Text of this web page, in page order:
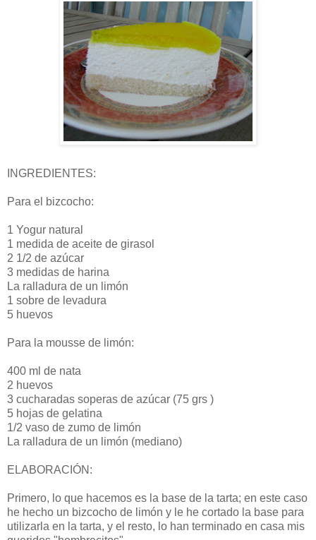
INGREDIENTES:
Para el bizcocho:
1 Yogur natural
1 medida de aceite de girasol
2 1/2 de azúcar
3 medidas de harina
La ralladura de un limón
1 sobre de levadura
5 huevos
Para la mousse de limón:
400 ml de nata
2 huevos
3 cucharadas soperas de azúcar (75 grs )
5 hojas de gelatina
1/2 vaso de zumo de limón
La ralladura de un limón (mediano)
ELABORACIÓN:
Primero, lo que hacemos es la base de la tarta; en este caso
he hecho un bizcocho de limón y le he cortado la base para
utilizarla en la tarta, y el resto, lo han terminado en casa mis